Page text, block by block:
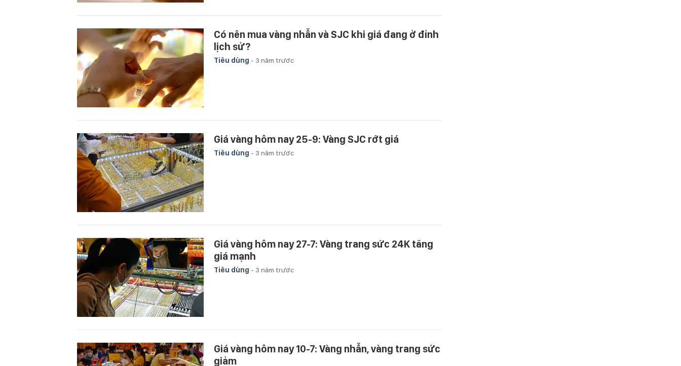
Có nên mua vàng nhẫn và SJC khi giá đang ở đỉnh
lịch sử?
Tiêu dùng - 3 năm trước
Giá vàng hôm nay 25-9: Vàng SJC rớt giá
Tiêu dùng - 3 năm trước
Giá vàng hôm nay 27-7: Vàng trang sức 24K tăng
giá mạnh
Tiêu dùng - 3 năm trước
Giá vàng hôm nay 10-7: Vàng nhẫn, vàng trang sức
giảm